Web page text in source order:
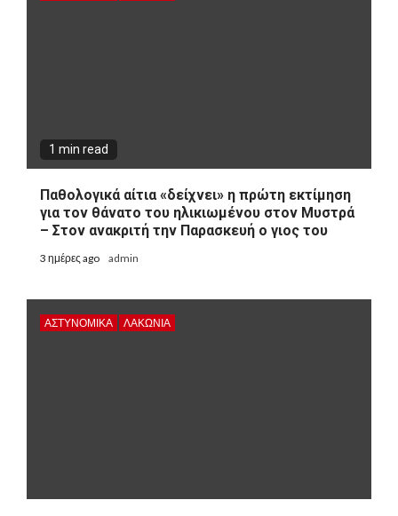
1 min read
Παθολογικά αίτια «δείχνει» η πρώτη εκτίμηση
για τον θάνατο του ηλικιωμένου στον Μυστρά
– Στον ανακριτή την Παρασκευή ο γιος του
3 ημέρες ago admin
ΑΣΤΥΝΟΜΙΚΑ ΛΑΚΩΝΙΑ